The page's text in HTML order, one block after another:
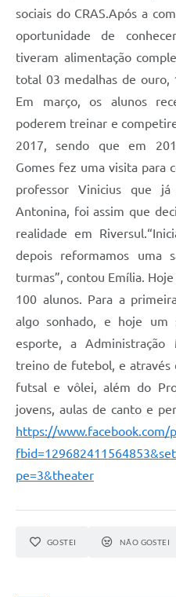
sociais do CRAS.Após a
oportunidade de
tiveram alimentação
total 03 medalhas de ouro,
Em março, os alunos
poderem treinar e
2017, sendo que em
Gomes fez uma visita para
professor Vinicius que
Antonina, foi assim que
realidade em
depois reformamos uma
turmas”, contou Emília.
100 alunos. Para a
algo sonhado, e hoje um
esporte, a Administração
treino de futebol, e através
futsal e vôlei, além do
jovens, aulas de canto e
https://www.facebook.com/
pe=3&theater
GOSTEI NÃO GOSTEI